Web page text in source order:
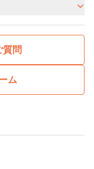
質問
ム